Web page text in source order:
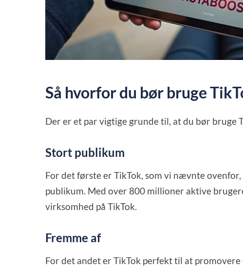
Så hvorfor du bør bruge
Der er et par vigtige grunde til, at du bør bruge
Stort publikum
For det første er TikTok, som vi nævnte
publikum. Med over 800 millioner aktive
virksomhed på TikTok.
Fremme af
For det andet er TikTok perfekt til at